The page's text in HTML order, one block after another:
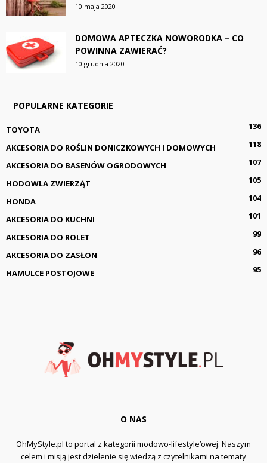
10 maja 2020
DOMOWA APTECZKA NOWORODKA – CO
POWINNA ZAWIERAĆ?
10 grudnia 2020
POPULARNE KATEGORIE
TOYOTA
136
AKCESORIA DO ROŚLIN DONICZKOWYCH I DOMOWYCH
118
AKCESORIA DO BASENÓW OGRODOWYCH
107
HODOWLA ZWIERZĄT
105
HONDA
104
AKCESORIA DO KUCHNI
101
AKCESORIA DO ROLET
99
AKCESORIA DO ZASŁON
96
HAMULCE POSTOJOWE
95
O NAS
OhMyStyle.pl to portal z kategorii modowo-lifestyle’owej. Naszym
celem i misją jest dzielenie się wiedzą z czytelnikami na tematy